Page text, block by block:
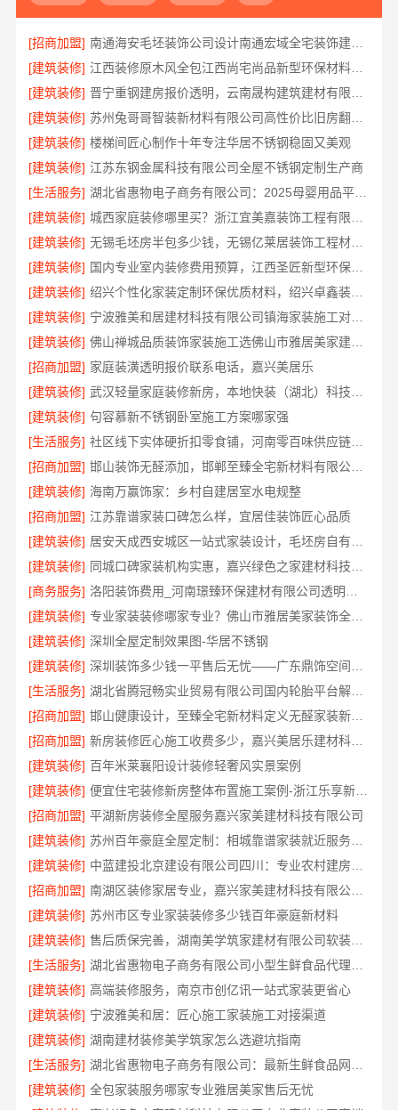
[招商加盟]
南通海安毛坯装饰公司设计南通宏域全宅装饰建材有限公司
[建筑装修]
江西装修原木风全包江西尚宅尚品新型环保材料有限公司
[建筑装修]
[建筑装修]
[建筑装修] 楼梯间匠心制作十年专注华居不锈钢稳固又美观
[建筑装修] 江苏东钢金属科技有限公司全屋不锈钢定制生产商
[生活服务]
湖北省惠物电子商务有限公司：2025母婴用品平台优缺点测评
[建筑装修]
[建筑装修]
无锡毛坯房半包多少钱，无锡亿莱居装饰工程材料有限公司
[建筑装修]
国内专业室内装修费用预算，江西圣匠新型环保材料有限公司
[建筑装修]
绍兴个性化家装定制环保优质材料，绍兴卓鑫装饰材料有限公司
[建筑装修]
宁波雅美和居建材科技有限公司镇海家装施工对接渠道
[建筑装修]
佛山禅城品质装饰家装施工选佛山市雅居美家建筑装饰工程有限公司
[招商加盟] 家庭装潢透明报价联系电话，嘉兴美居乐
[建筑装修]
[建筑装修] 句容慕新不锈钢卧室施工方案哪家强
[生活服务]
社区线下实体硬折扣零食铺，河南零百味供应链有限公司全域盈利
[招商加盟]
邯山装饰无醛添加，邯郸至臻全宅新材料有限公司守护家人健康
[建筑装修] 海南万赢饰家：乡村自建居室水电规整
[招商加盟] 江苏靠谱家装口碑怎么样，宜居佳装饰匠心品质
[建筑装修]
[建筑装修]
[商务服务]
[建筑装修]
专业家装装修哪家专业？佛山市雅居美家装饰全流程标准化管控
[建筑装修] 深圳全屋定制效果图-华居不锈钢
[建筑装修]
[生活服务]
湖北省腾冠畅实业贸易有限公司国内轮胎平台解决方案
[招商加盟]
邯山健康设计，至臻全宅新材料定义无醛家装新标准
[招商加盟]
新房装修匠心施工收费多少，嘉兴美居乐建材科技有限公司
[建筑装修] 百年米莱襄阳设计装修轻奢风实景案例
[建筑装修]
便宜住宅装修新房整体布置施工案例-浙江乐享新材料有限公司
[招商加盟] 平湖新房装修全屋服务嘉兴家美建材科技有限公司
[建筑装修]
苏州百年豪庭全屋定制：相城靠谱家装就近服务，拎包入住省心
[建筑装修]
[招商加盟]
南湖区装修家居专业，嘉兴家美建材科技有限公司值得信赖
[建筑装修] 苏州市区专业家装装修多少钱百年豪庭新材料
[建筑装修]
售后质保完善，湖南美学筑家建材有限公司软装配套
[生活服务]
[建筑装修] 高端装修服务，南京市创亿讯一站式家装更省心
[建筑装修] 宁波雅美和居：匠心施工家装施工对接渠道
[建筑装修] 湖南建材装修美学筑家怎么选避坑指南
[生活服务]
[建筑装修] 全包家装服务哪家专业雅居美家售后无忧